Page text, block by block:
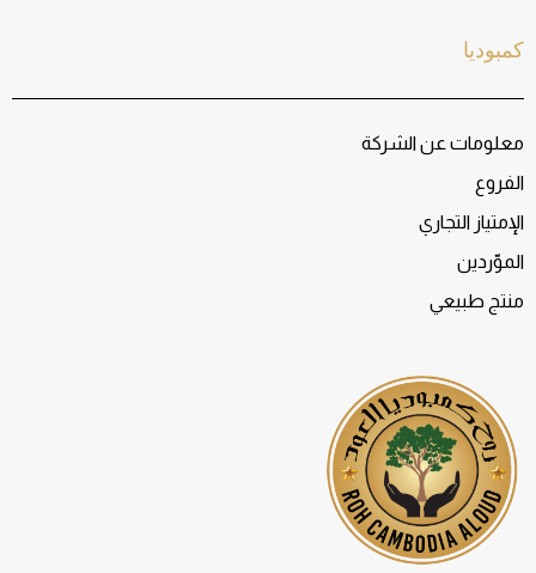
كمبوديا
معلومات عن الشركة
الفروع
الإمتياز التجاري
الموّردين
منتج طبيعي